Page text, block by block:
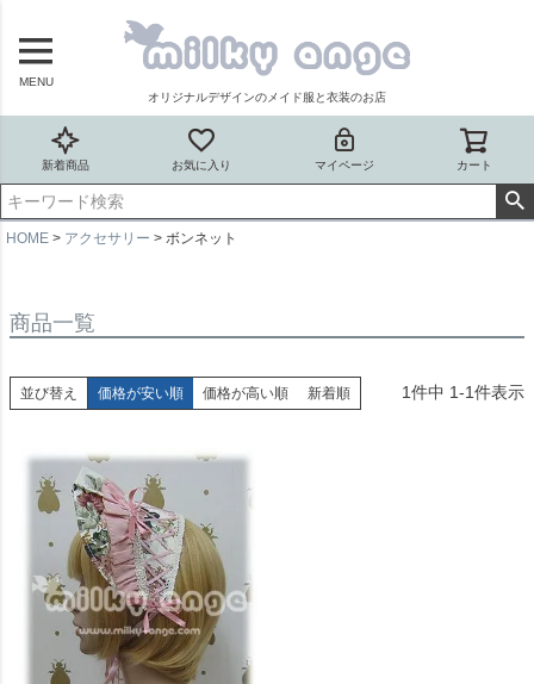
MENU
オリジナルデザインのメイド服と衣装のお店
新着商品 お気に入り マイページ カート
HOME アクセサリー ボンネット
商品一覧
並び替え 価格が安い順 価格が高い順 新着順 1件中 1-1件表示